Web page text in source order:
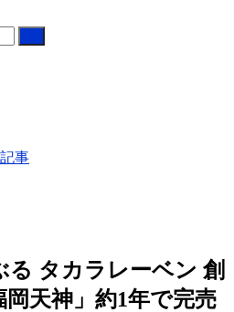
事
る タカラレーベン 創
岡天神」約1年で完売